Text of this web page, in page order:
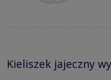
Kieliszek jajeczny